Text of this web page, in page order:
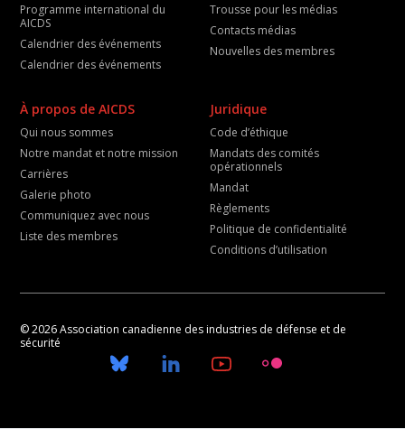
Programme international du
AICDS
Calendrier des événements
Calendrier des événements
Trousse pour les médias
Contacts médias
Nouvelles des membres
À propos de AICDS
Qui nous sommes
Notre mandat et notre mission
Carrières
Galerie photo
Communiquez avec nous
Liste des membres
Juridique
Code d’éthique
Mandats des comités
opérationnels
Mandat
Règlements
Politique de confidentialité
Conditions d’utilisation
© 2026 Association canadienne des industries de défense et de
sécurité